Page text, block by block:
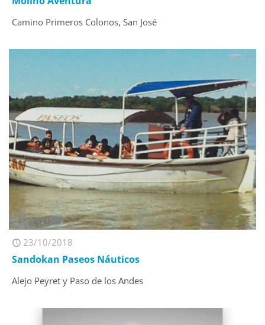
Camino Primeros Colonos, San José
23/10/2018
Sandokan Paseos Náuticos
Alejo Peyret y Paso de los Andes